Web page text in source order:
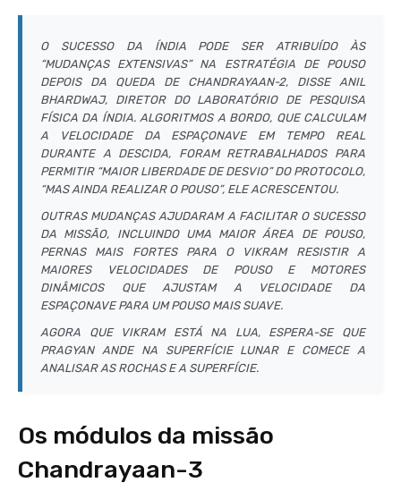
O SUCESSO DA ÍNDIA PODE SER ATRIBUÍDO ÀS
“MUDANÇAS EXTENSIVAS” NA ESTRATÉGIA DE POUSO
DEPOIS DA QUEDA DE CHANDRAYAAN-2, DISSE ANIL
BHARDWAJ, DIRETOR DO LABORATÓRIO DE PESQUISA
FÍSICA DA ÍNDIA. ALGORITMOS A BORDO, QUE CALCULAM
A VELOCIDADE DA ESPAÇONAVE EM TEMPO REAL
DURANTE A DESCIDA, FORAM RETRABALHADOS PARA
PERMITIR “MAIOR LIBERDADE DE DESVIO” DO PROTOCOLO,
“MAS AINDA REALIZAR O POUSO”, ELE ACRESCENTOU.
OUTRAS MUDANÇAS AJUDARAM A FACILITAR O SUCESSO
DA MISSÃO, INCLUINDO UMA MAIOR ÁREA DE POUSO,
PERNAS MAIS FORTES PARA O VIKRAM RESISTIR A
MAIORES VELOCIDADES DE POUSO E MOTORES
DINÂMICOS QUE AJUSTAM A VELOCIDADE DA
ESPAÇONAVE PARA UM POUSO MAIS SUAVE.
AGORA QUE VIKRAM ESTÁ NA LUA, ESPERA-SE QUE
PRAGYAN ANDE NA SUPERFÍCIE LUNAR E COMECE A
ANALISAR AS ROCHAS E A SUPERFÍCIE.
Os módulos da missão
Chandrayaan-3